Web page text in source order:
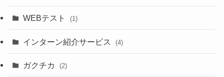
WEBテスト (1)
インターン紹介サービス (4)
ガクチカ (2)